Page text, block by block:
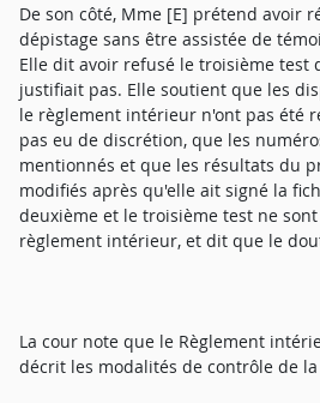
De son côté, Mme [E] prétend avoir
dépistage sans être assistée de
Elle dit avoir refusé le troisième test
justifiait pas. Elle soutient que les
le règlement intérieur n'ont pas été
pas eu de discrétion, que les
mentionnés et que les résultats du
modifiés après qu'elle ait signé la
deuxième et le troisième test ne
règlement intérieur, et dit que le
La cour note que le Règlement
décrit les modalités de contrôle de